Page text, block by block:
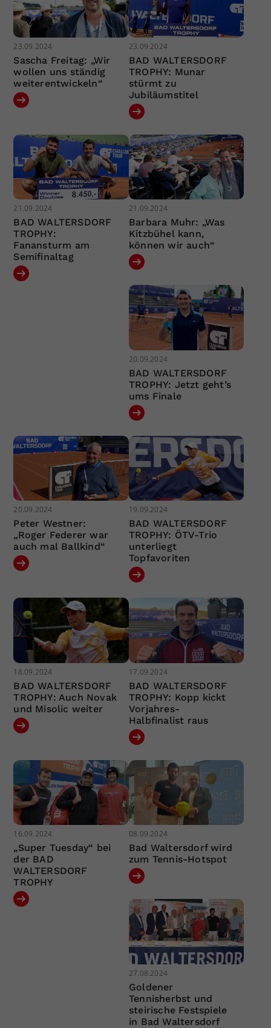
23.09.2024
Sascha Freitag: „Wir
wollen uns ständig
weiterentwickeln“
23.09.2024
BAD WALTERSDORF
TROPHY: Munar
stürmt zu
Jubiläumstitel
21.09.2024
BAD WALTERSDORF
TROPHY:
Fanansturm am
Semifinaltag
21.09.2024
Barbara Muhr: „Was
Kitzbühel kann,
können wir auch“
20.09.2024
BAD WALTERSDORF
TROPHY: Jetzt geht’s
ums Finale
20.09.2024
Peter Westner:
„Roger Federer war
auch mal Ballkind“
19.09.2024
BAD WALTERSDORF
TROPHY: ÖTV-Trio
unterliegt
Topfavoriten
18.09.2024
BAD WALTERSDORF
TROPHY: Auch Novak
und Misolic weiter
17.09.2024
BAD WALTERSDORF
TROPHY: Kopp kickt
Vorjahres-
Halbfinalist raus
16.09.2024
„Super Tuesday“ bei
der BAD
WALTERSDORF
TROPHY
08.09.2024
Bad Waltersdorf wird
zum Tennis-Hotspot
27.08.2024
Goldener
Tennisherbst und
steirische Festspiele
in Bad Waltersdorf